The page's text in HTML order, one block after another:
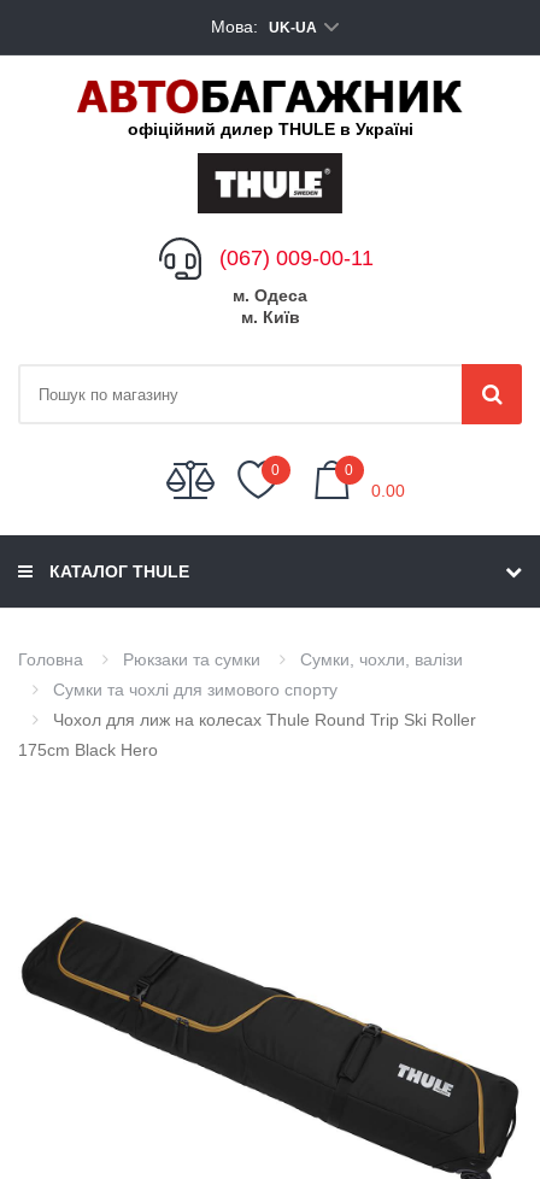
Мова: UK-UA
офіційний дилер THULE в Україні
(067) 009-00-11
м. Одеса
м. Київ
0 0
0.00
КАТАЛОГ THULE
Головна Рюкзаки та сумки
Сумки, чохли, валізи
Сумки та чохлі для зимового спорту
Чохол для лиж на колесах Thule Round Trip Ski Roller
175cm Black Hero